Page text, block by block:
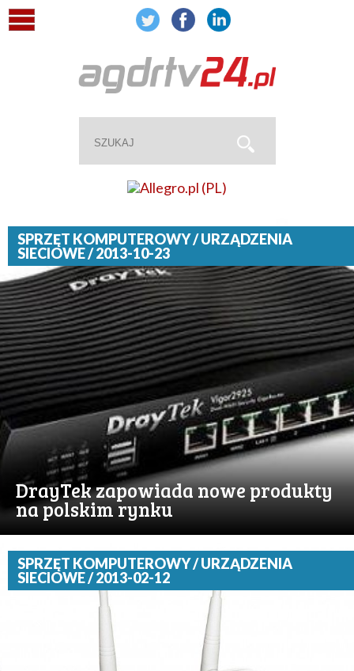
SPRZĘT KOMPUTEROWY / URZĄDZENIA
SIECIOWE / 2013-10-23
DrayTek zapowiada nowe produkty
na polskim rynku
SPRZĘT KOMPUTEROWY / URZĄDZENIA
SIECIOWE / 2013-02-12